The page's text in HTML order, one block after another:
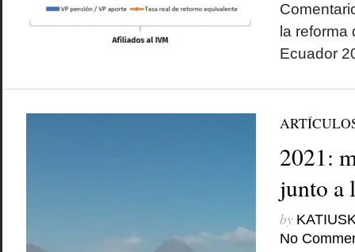
la reforma
Ecuador
2021:
junto a
by
No